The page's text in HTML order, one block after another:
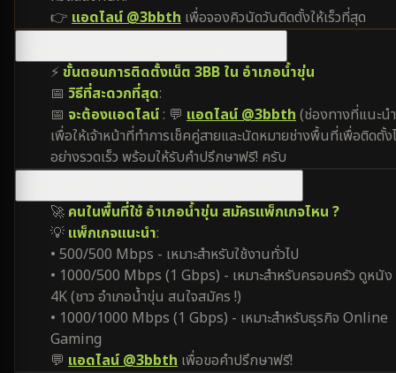
👉 แอดไลน์ @3bbth เพื่อจองคิวนัดวันติดตั้งให้เร็วที่สุด
⚡ ขั้นตอนการติดตั้งเน็ต 3BB ใน อำเภอน้ำขุ่น
📅 วิธีที่สะดวกที่สุด:
📅 จะต้องแอดไลน์: 💬 แอดไลน์ @3bbth(ช่องทางที่แนะน
เพื่อให้เจ้าหน้าที่ทำการเช็คคู่สายและนัดหมายช่างพื้นที่เพื่อติดตั้ง
อย่างรวดเร็ว พร้อมให้รับคำปรึกษาฟรี! ครับ
🚀 คนในพื้นที่ใช้ อำเภอน้ำขุ่น สมัครแพ็กเกจไหน ?
💡 แพ็กเกจแนะนำ:
• 500/500 Mbps - เหมาะสำหรับใช้งานทั่วไป
• 1000/500 Mbps (1 Gbps) - เหมาะสำหรับครอบครัว ดูหนัง
4K (ชาว อำเภอน้ำขุ่น สนใจสมัคร !)
• 1000/1000 Mbps (1 Gbps) - เหมาะสำหรับธุรกิจ Online
Gaming
💬 แอดไลน์ @3bbth เพื่อขอคำปรึกษาฟรี!